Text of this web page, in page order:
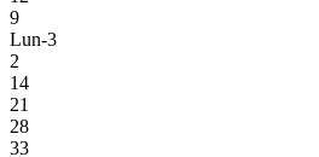
9
Lun-3
2
14
21
28
33